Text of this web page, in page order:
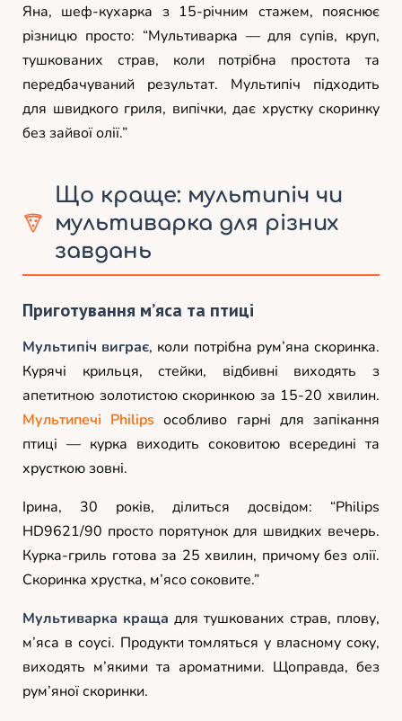
Яна, шеф-кухарка з 15-річним стажем, пояснює
різницю просто: “Мультиварка — для супів, круп,
тушкованих страв, коли потрібна простота та
передбачуваний результат. Мультипіч підходить
для швидкого гриля, випічки, дає хрустку скоринку
без зайвої олії.”
Що краще: мультипіч чи
мультиварка для різних
завдань
Приготування м’яса та птиці
Мультипіч виграє, коли потрібна рум’яна скоринка.
Курячі крильця, стейки, відбивні виходять з
апетитною золотистою скоринкою за 15-20 хвилин.
Мультипечі Philips особливо гарні для запікання
птиці — курка виходить соковитою всередині та
хрусткою зовні.
Ірина, 30 років, ділиться досвідом: “Philips
HD9621/90 просто порятунок для швидких вечерь.
Курка-гриль готова за 25 хвилин, причому без олії.
Скоринка хрустка, м’ясо соковите.”
Мультиварка краща для тушкованих страв, плову,
м’яса в соусі. Продукти томляться у власному соку,
виходять м’якими та ароматними. Щоправда, без
рум’яної скоринки.